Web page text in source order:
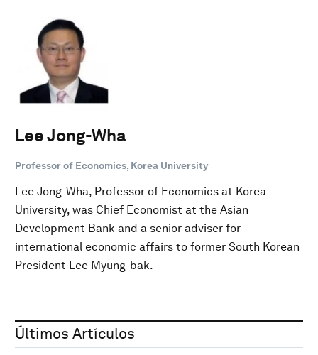
Lee Jong-Wha
Professor of Economics, Korea University
Lee Jong-Wha, Professor of Economics at Korea
University, was Chief Economist at the Asian
Development Bank and a senior adviser for
international economic affairs to former South Korean
President Lee Myung-bak.
Últimos Artículos